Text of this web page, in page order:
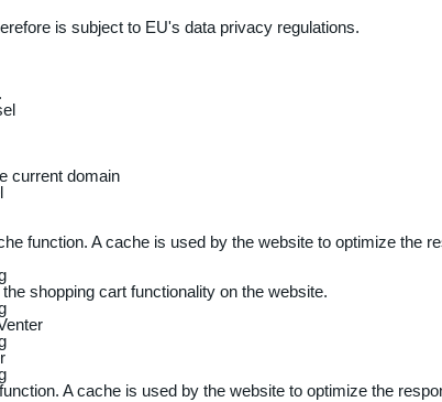
is subject to EU's data privacy regulations.
current domain
function. A cache is used by the website to optimize the
shopping cart functionality on the website.
A cache is used by the website to optimize the